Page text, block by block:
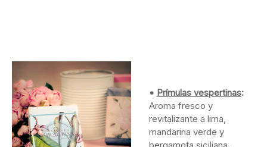
• Prímulas vespertinas:
Aroma fresco y
revitalizante a lima,
mandarina verde y